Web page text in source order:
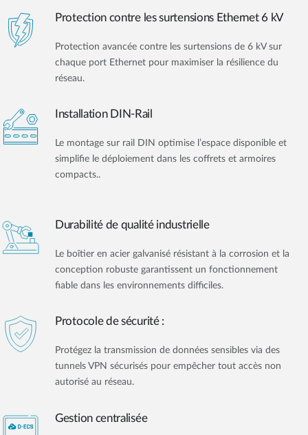
Protection contre les surtensions Ethernet 6 kV
Protection avancée contre les surtensions de 6 kV sur
chaque port Ethernet pour maximiser la résilience du
réseau.
Installation DIN-Rail
Le montage sur rail DIN optimise l’espace disponible et
simplifie le déploiement dans les coffrets et armoires
compacts..
Durabilité de qualité industrielle
Le boîtier en acier galvanisé résistant à la corrosion et la
conception robuste garantissent un fonctionnement
fiable dans les environnements difficiles.
Protocole de sécurité :
Protégez la transmission de données sensibles via des
tunnels VPN sécurisés pour empêcher tout accès non
autorisé au réseau.
Gestion centralisée